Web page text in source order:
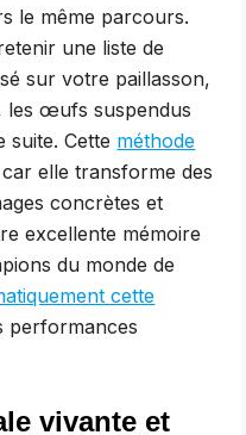
le même parcours.
une liste de
sur votre paillasson,
les œufs suspendus
suite. Cette méthode
car elle transforme des
concrètes et
excellente mémoire
du monde de
cette
performances
vivante et